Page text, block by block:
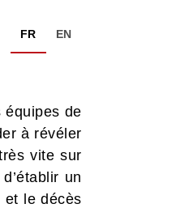
FR EN
équipes de
à révéler
vite sur
un
et le décès